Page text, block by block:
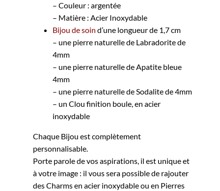
– Couleur : argentée
– Matière : Acier Inoxydable
Bijou de soin d’une longueur de 1,7 cm
– une pierre naturelle de Labradorite de
4mm
– une pierre naturelle de Apatite bleue
4mm
– une pierre naturelle de Sodalite de 4mm
– un Clou finition boule, en acier
inoxydable
Chaque Bijou est complètement
personnalisable.
Porte parole de vos aspirations, il est unique et
à votre image : il vous sera possible de rajouter
des Charms en acier inoxydable ou en Pierres